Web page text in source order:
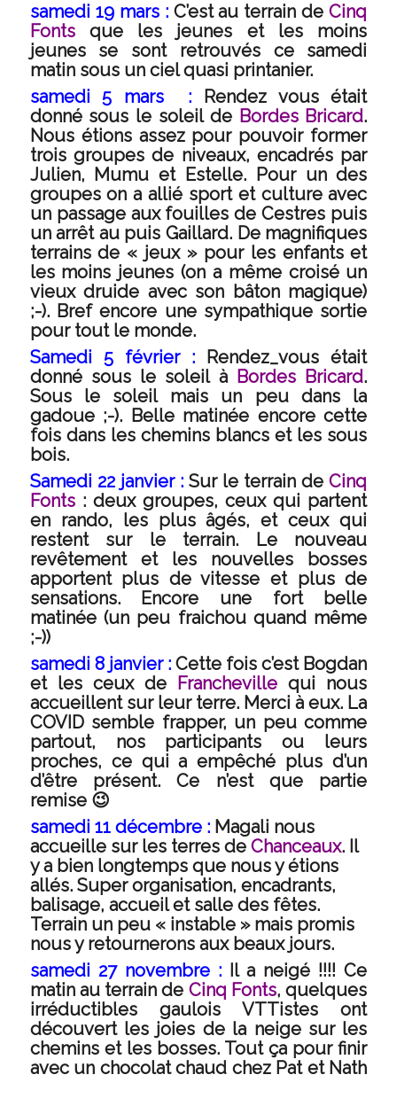
samedi 19 mars :C’est au terrain deCinq
Fontsque les jeunes et les moins
jeunes se sont retrouvés ce samedi
matin sous un ciel quasi printanier.
samedi 5 mars : Rendez vous était
donné sous le soleil de Bordes Bricard.
Nous étions assez pour pouvoir former
trois groupes de niveaux, encadrés par
Julien, Mumu et Estelle. Pour un des
groupes on a allié sport et culture avec
un passage aux fouilles de Cestres puis
un arrêt au puis Gaillard. De magnifiques
terrains de « jeux » pour les enfants et
les moins jeunes (on a même croisé un
vieux druide avec son bâton magique)
;-). Bref encore une sympathique sortie
pour tout le monde.
Samedi 5 février : Rendez_vous était
donné sous le soleil à Bordes Bricard.
Sous le soleil mais un peu dans la
gadoue ;-). Belle matinée encore cette
fois dans les chemins blancs et les sous
bois.
Samedi 22 janvier :Sur le terrain deCinq
Fonts: deux groupes, ceux qui partent
en rando, les plus âgés, et ceux qui
restent sur le terrain. Le nouveau
revêtement et les nouvelles bosses
apportent plus de vitesse et plus de
sensations. Encore une fort belle
matinée (un peu fraichou quand même
;-))
samedi 8 janvier :Cette fois c’est Bogdan
et les ceux de Francheville qui nous
accueillent sur leur terre. Merci à eux. La
COVID semble frapper, un peu comme
partout, nos participants ou leurs
proches, ce qui a empêché plus d’un
d’être présent. Ce n’est que partie
remise 😉
samedi 11 décembre :Magali nous
accueille sur les terres de Chanceaux. Il
y a bien longtemps que nous y étions
allés. Super organisation, encadrants,
balisage, accueil et salle des fêtes.
Terrain un peu « instable » mais promis
nous y retournerons aux beaux jours.
samedi 27 novembre :Il a neigé !!!!Ce
matin au terrain de Cinq Fonts, quelques
irréductibles gaulois VTTistes ont
découvert les joies de la neige sur les
chemins et les bosses. Tout ça pour finir
avec un chocolat chaud chez Pat et Nath